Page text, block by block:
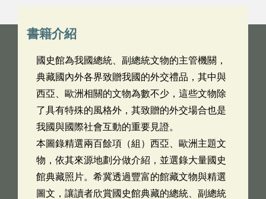
書籍介紹
國史館為我國總統、副總統文物的主管機關，
典藏國內外各界致贈我國的外交禮品，其中與
西亞、歐洲相關的文物為數不少，這些文物除
了具有特殊的風格外，其致贈的外交場合也是
我國與國際社會互動的重要見證。
本圖錄精選兩百餘項（組）西亞、歐洲主題文
物，依其來源地劃分做介紹，並選錄大量國史
館典藏照片。希冀透過豐富的館藏文物與精選
圖文，讓讀者欣賞國史館典藏的總統、副總統